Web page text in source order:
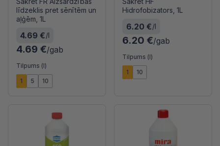
līdzeklis pret sēnītēm un
aļģēm, 1L
4.69 €/l
4.69 €/gab
Tilpums (l)
1 5 10
Hidrofobizators, 1L
6.20 €/l
6.20 €/gab
Tilpums (l)
1 10